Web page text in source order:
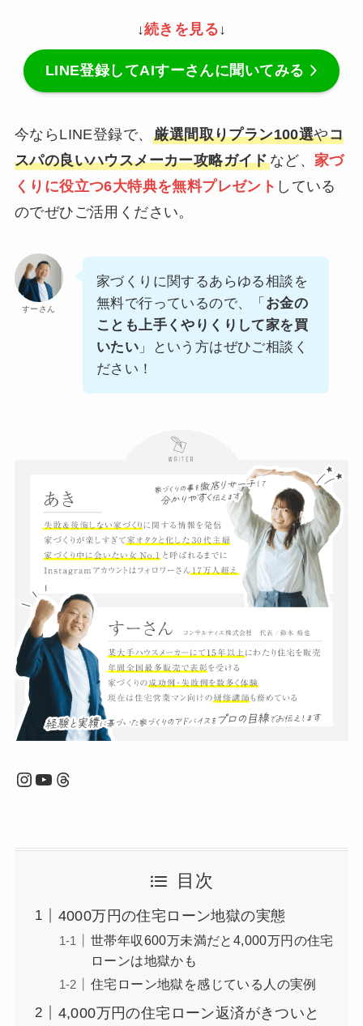
↓続きを見る↓
LINE登録してAIすーさんに聞いてみる
今ならLINE登録で、厳選間取りプラン100選やコ
スパの良いハウスメーカー攻略ガイドなど、 家づ
くりに役立つ6大特典を無料プレゼント している
のでぜひご活用ください。
すーさん
家づくりに関するあらゆる相談を
無料で行っているので、「 お金の
ことも上手くやりくりして家を買
いたい 」という方はぜひご相談く
ださい！
Instagram
YouTube
Threads
目次
4000万円の住宅ローン地獄の実態
世帯年収600万未満だと4,000万円の住宅
ローンは地獄かも
住宅ローン地獄を感じている人の実例
4,000万円の住宅ローン返済がきついと